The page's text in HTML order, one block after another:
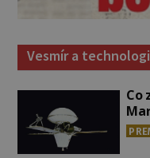
Vesmír a
Co